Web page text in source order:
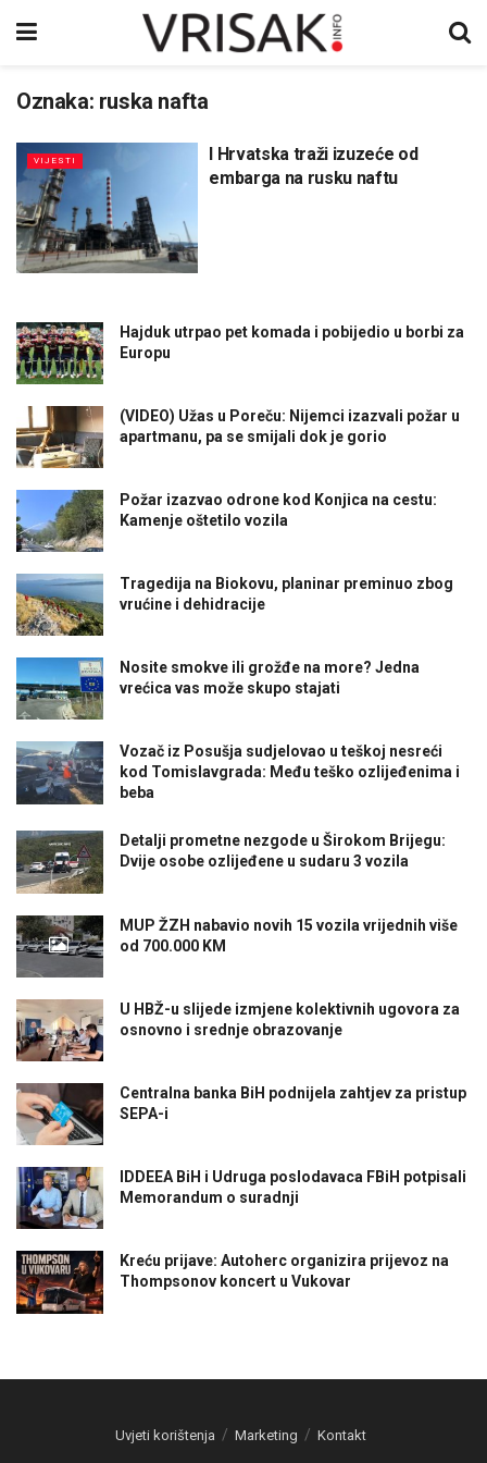
Oznaka: ruska nafta
VIJESTI
I Hrvatska traži izuzeće od
embarga na rusku naftu
Hajduk utrpao pet komada i pobijedio u borbi za
Europu
(VIDEO) Užas u Poreču: Nijemci izazvali požar u
apartmanu, pa se smijali dok je gorio
Požar izazvao odrone kod Konjica na cestu:
Kamenje oštetilo vozila
Tragedija na Biokovu, planinar preminuo zbog
vrućine i dehidracije
Nosite smokve ili grožđe na more? Jedna
vrećica vas može skupo stajati
Vozač iz Posušja sudjelovao u teškoj nesreći
kod Tomislavgrada: Među teško ozlijeđenima i
beba
Detalji prometne nezgode u Širokom Brijegu:
Dvije osobe ozlijeđene u sudaru 3 vozila
MUP ŽZH nabavio novih 15 vozila vrijednih više
od 700.000 KM
U HBŽ-u slijede izmjene kolektivnih ugovora za
osnovno i srednje obrazovanje
Centralna banka BiH podnijela zahtjev za pristup
SEPA-i
IDDEEA BiH i Udruga poslodavaca FBiH potpisali
Memorandum o suradnji
Kreću prijave: Autoherc organizira prijevoz na
Thompsonov koncert u Vukovar
Uvjeti korištenja Marketing Kontakt